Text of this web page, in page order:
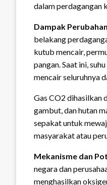
dalam perdagangan
Dampak
belakang
kutub mencair,
pangan. Saat ini,
mencair seluruhnya
Gas CO2 dihasilkan
gambut, dan hutan
sepakat untuk
masyarakat atau
Mekanisme dan
negara dan
menghasilkan